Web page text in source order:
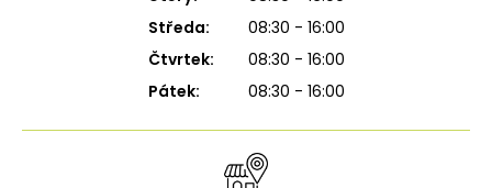
Středa:
08:30 - 16:00
Čtvrtek:
08:30 - 16:00
Pátek:
08:30 - 16:00